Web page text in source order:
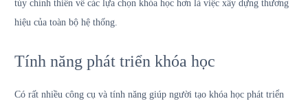
tùy chỉnh thiên về các lựa chọn khóa học hơn là việc xây dựng thương
hiệu của toàn bộ hệ thống.
Tính năng phát triển khóa học
Có rất nhiều công cụ và tính năng giúp người tạo khóa học phát triển